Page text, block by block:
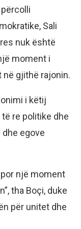
Sali
nuk është
moment i
gjithë rajonin.
i këtij
re politike dhe
egove
një moment
tha Boçi, duke
për unitet dhe